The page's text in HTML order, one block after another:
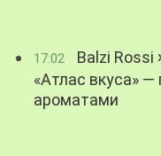
17:02
Balzi Rossi
«Атлас вкуса»
ароматами